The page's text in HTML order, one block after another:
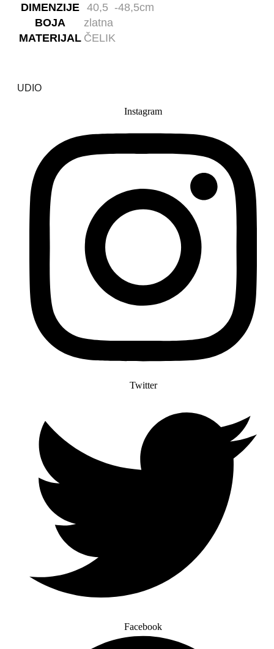
DIMENZIJE 40,5 -48,5cm
BOJA
zlatna
MATERIJAL ČELIK
UDIO
Instagram
Twitter
Facebook